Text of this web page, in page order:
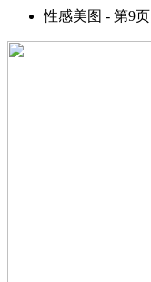
性感美图 - 第9页